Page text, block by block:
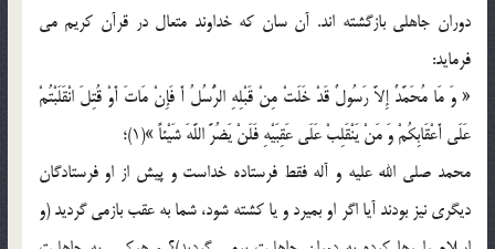
دوران جاهلي بازگشته اند. آن سان كه خداوند متعال در قرآن كريم مي
فرمايد:
« وَ مَا مُحَمَّدٌ إِلاَّ رَسُولٌ قَدْ خَلَتْ مِنْ قَبْلِهِ الرُّسُلُ أَ فَإِنْ مَاتَ أَوْ قُتِلَ انْقَلَبْتُمْ
عَلَى أَعْقَابِکُمْ وَ مَنْ يَنْقَلِبْ عَلَى عَقِبَيْهِ فَلَنْ يَضُرَّ اللَّهَ شَيْئاً »(1)؛
محمد صلي الله عليه و آله فقط فرستاده خداست و پيش از او فرستادگان
ديگري نيز بودند آيا اگر او بميرد و يا كشته شود، شما به عقب بازمي گرديد (و